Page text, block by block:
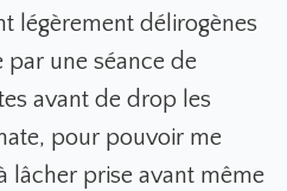
légèrement délirogènes
par une séance de
avant de drop les
pour pouvoir me
lâcher prise avant même